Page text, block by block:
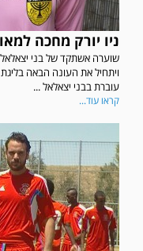
ניו יורק מחכה
שוערה אשתקד של בני יצאלאל
עוברת בבני יצאלאל ...
קראו עוד...